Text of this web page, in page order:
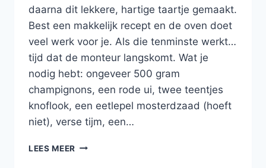
daarna dit lekkere, hartige taartje gemaakt.
Best een makkelijk recept en de oven doet
veel werk voor je. Als die tenminste werkt…
tijd dat de monteur langskomt. Wat je
nodig hebt: ongeveer 500 gram
champignons, een rode ui, twee teentjes
knoflook, een eetlepel mosterdzaad (hoeft
niet), verse tijm, een…
LEES MEER HARTIGE